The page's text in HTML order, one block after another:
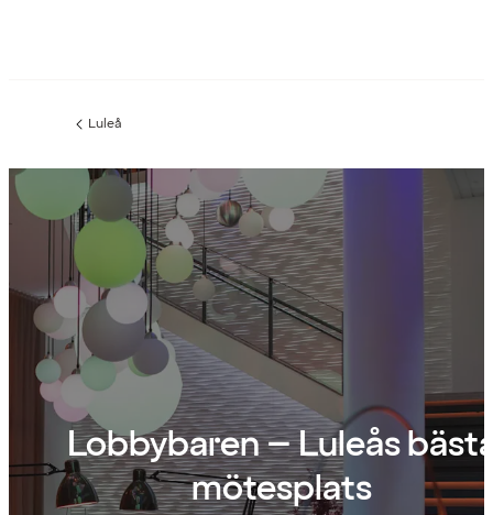
Föregående
Luleå
Lobbybaren – Luleås
mötesplats